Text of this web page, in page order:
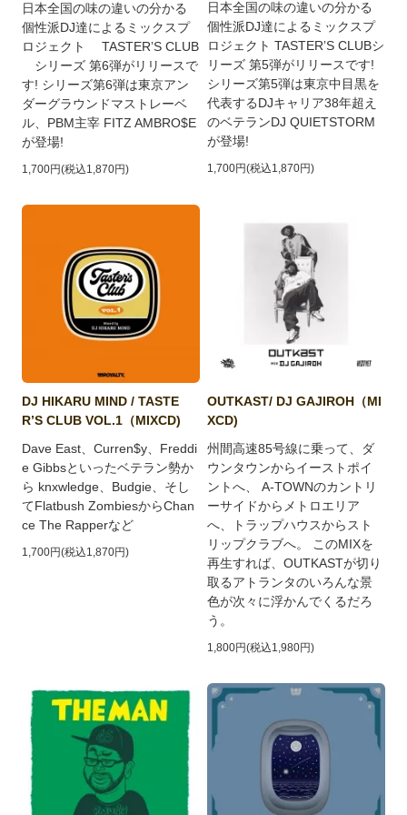
日本全国の味の違いの分かる
個性派DJ達によるミックスプ
ロジェクト TASTERʼS CLUB
シリーズ 第6弾がリリースで
す! シリーズ第6弾は東京アン
ダーグラウンドマストレーベ
ル、PBM主宰 FITZ AMBRO$E
が登場!
1,700円(税込1,870円)
日本全国の味の違いの分かる
個性派DJ達によるミックスプ
ロジェクト TASTERʼS CLUBシ
リーズ 第5弾がリリースです!
シリーズ第5弾は東京中目黒を
代表するDJキャリア38年超え
のベテランDJ QUIETSTORM
が登場!
1,700円(税込1,870円)
DJ HIKARU MIND / TASTE
R’S CLUB VOL.1（MIXCD)
Dave East、Curren$y、Freddi
e Gibbsといったベテラン勢か
ら knxwledge、Budgie、そし
てFlatbush ZombiesからChan
ce The Rapperなど
1,700円(税込1,870円)
OUTKAST/ DJ GAJIROH（MI
XCD)
州間高速85号線に乗って、ダ
ウンタウンからイーストポイ
ントへ、 A-TOWNのカントリ
ーサイドからメトロエリア
へ、トラップハウスからスト
リップクラブへ。 このMIXを
再生すれば、OUTKASTが切り
取るアトランタのいろんな景
色が次々に浮かんでくるだろ
う。
1,800円(税込1,980円)